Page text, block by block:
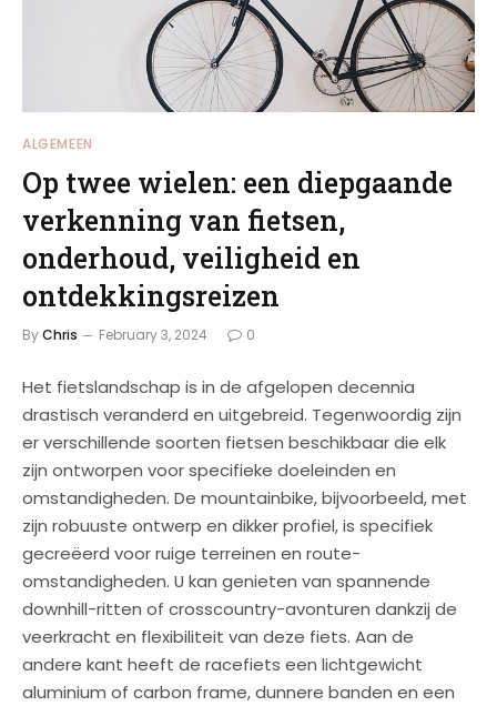
ALGEMEEN
Op twee wielen: een diepgaande
verkenning van fietsen,
onderhoud, veiligheid en
ontdekkingsreizen
ByChris February 3, 2024 0
Het fietslandschap is in de afgelopen decennia
drastisch veranderd en uitgebreid. Tegenwoordig zijn
er verschillende soorten fietsen beschikbaar die elk
zijn ontworpen voor specifieke doeleinden en
omstandigheden. De mountainbike, bijvoorbeeld, met
zijn robuuste ontwerp en dikker profiel, is specifiek
gecreëerd voor ruige terreinen en route-
omstandigheden. U kan genieten van spannende
downhill-ritten of crosscountry-avonturen dankzij de
veerkracht en flexibiliteit van deze fiets. Aan de
andere kant heeft de racefiets een lichtgewicht
aluminium of carbon frame, dunnere banden en een